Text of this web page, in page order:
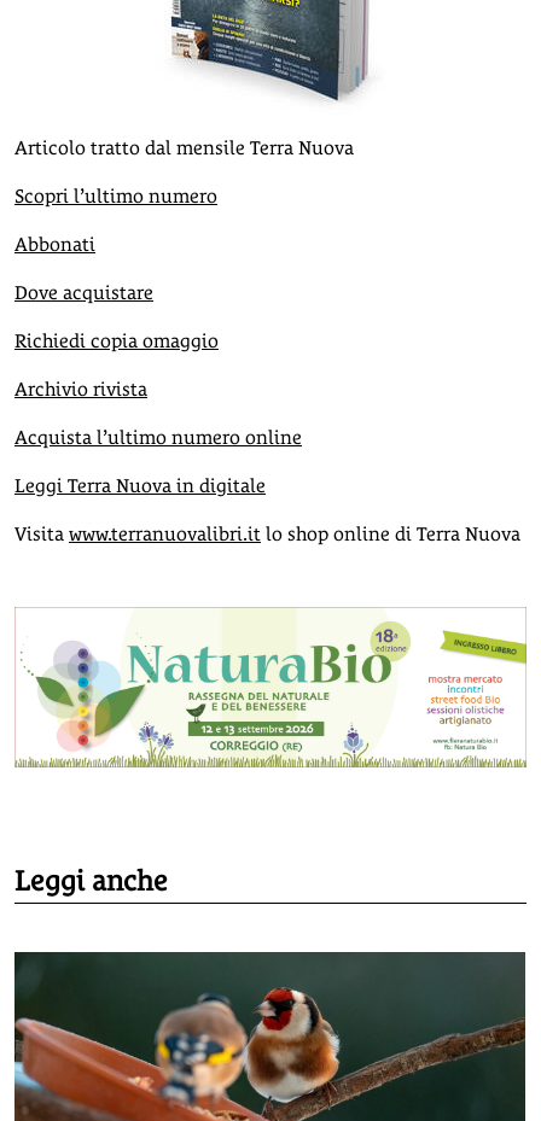
Articolo tratto dal mensile Terra Nuova
Scopri l’ultimo numero
Abbonati
Dove acquistare
Richiedi copia omaggio
Archivio rivista
Acquista l’ultimo numero online
Leggi Terra Nuova in digitale
Visita www.terranuovalibri.it lo shop online di Terra Nuova
Leggi anche